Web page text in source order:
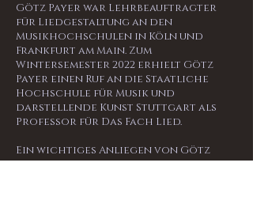
Götz Payer war Lehrbeauftragter
für Liedgestaltung an den
Musikhochschulen in Köln und
Frankfurt am Main. Zum
Wintersemester 2022 erhielt Götz
Payer einen Ruf an die Staatliche
Hochschule für Musik und
darstellende Kunst Stuttgart als
Professor für Das Fach Lied.
Ein wichtiges Anliegen von Götz
Payer ist sein ehrenamtliches